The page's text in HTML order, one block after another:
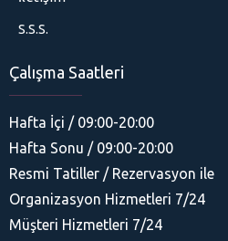
S.S.S.
Çalışma Saatleri
Hafta İçi / 09:00-20:00
Hafta Sonu / 09:00-20:00
Resmi Tatiller / Rezervasyon ile
Organizasyon Hizmetleri 7/24
Müşteri Hizmetleri 7/24
His